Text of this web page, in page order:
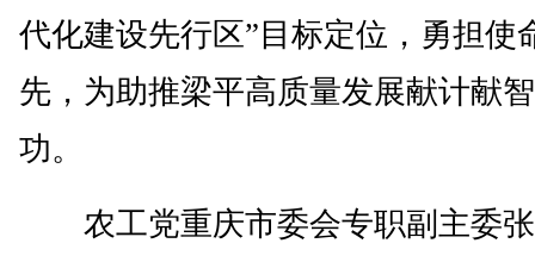
代化建设先行区”目标定位，勇担使
先，为助推梁平高质量发展献计献
功。
农工党重庆市委会专职副主委张